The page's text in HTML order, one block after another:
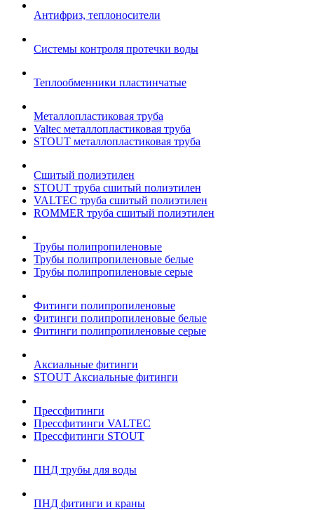
Антифриз, теплоносители
Системы контроля протечки воды
Теплообменники пластинчатые
Металлопластиковая труба
Valtec металлопластиковая труба
STOUT металлопластиковая труба
Сшитый полиэтилен
STOUT труба сшитый полиэтилен
VALTEC труба сшитый полиэтилен
ROMMER труба сшитый полиэтилен
Трубы полипропиленовые
Трубы полипропиленовые белые
Трубы полипропиленовые серые
Фитинги полипропиленовые
Фитинги полипропиленовые белые
Фитинги полипропиленовые серые
Аксиальные фитинги
STOUT Аксиальные фитинги
Прессфитинги
Прессфитинги VALTEC
Прессфитинги STOUT
ПНД трубы для воды
ПНД фитинги и краны